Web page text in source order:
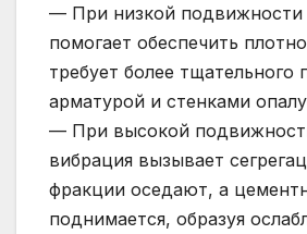
— При низкой подвижности
помогает обеспечить
требует более
арматурой и стенками
— При высокой
вибрация вызывает
фракции оседают, а
поднимается, образуя